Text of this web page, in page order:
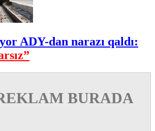
ADY-dan narazı qaldı:
BURADA